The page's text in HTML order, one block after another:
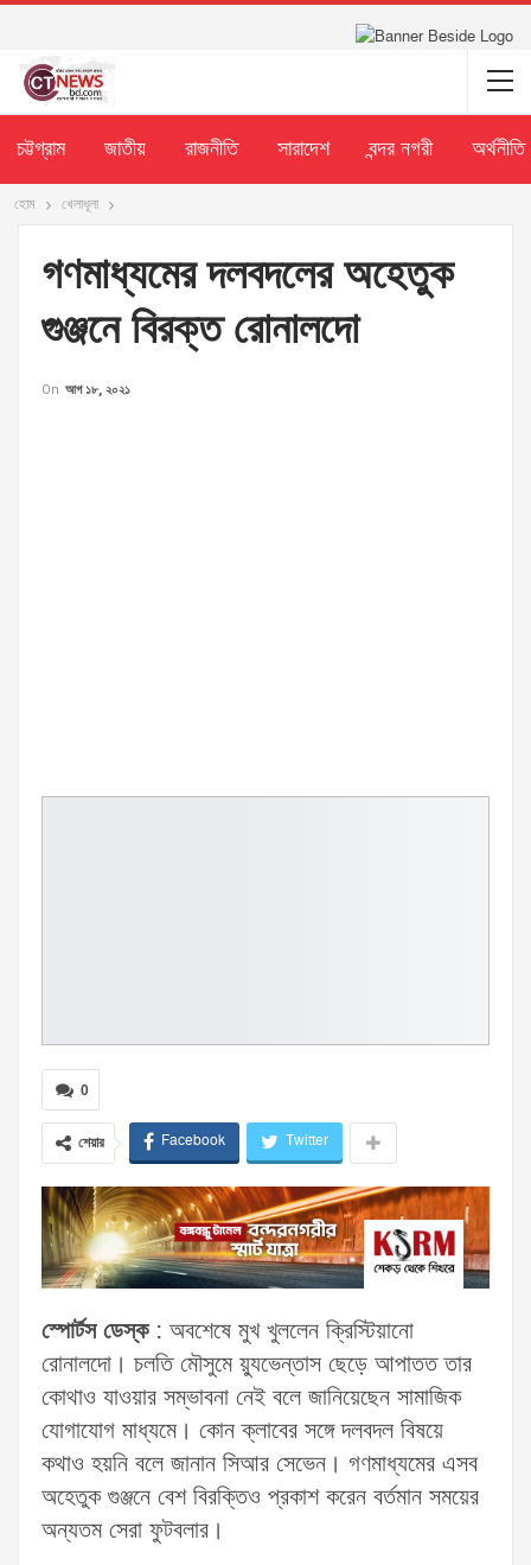
চট্টগ্রাম জাতীয় রাজনীতি সারাদেশ বন্দর নগরী অর্থনীতি
হোম খেলাধূলা
গণমাধ্যমের দলবদলের অহেতুক
গুঞ্জনে বিরক্ত রোনালদো
On আগ ১৮, ২০২১
0
শেয়ার Facebook Twitter
স্পোর্টস ডেস্ক: অবশেষে মুখ খুললেন ক্রিস্টিয়ানো
রোনালদো। চলতি মৌসুমে য়্যুভেন্তাস ছেড়ে আপাতত তার
কোথাও যাওয়ার সম্ভাবনা নেই বলে জানিয়েছেন সামাজিক
যোগাযোগ মাধ্যমে। কোন ক্লাবের সঙ্গে দলবদল বিষয়ে
কথাও হয়নি বলে জানান সিআর সেভেন। গণমাধ্যমের এসব
অহেতুক গুঞ্জনে বেশ বিরক্তিও প্রকাশ করেন বর্তমান সময়ের
অন্যতম সেরা ফুটবলার।